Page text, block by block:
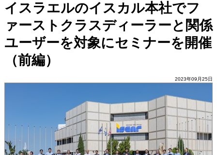
イスラエルのイスカル本社でフ
ァーストクラスディーラーと関係
ユーザーを対象にセミナーを開催
（前編）
2023年09月25日